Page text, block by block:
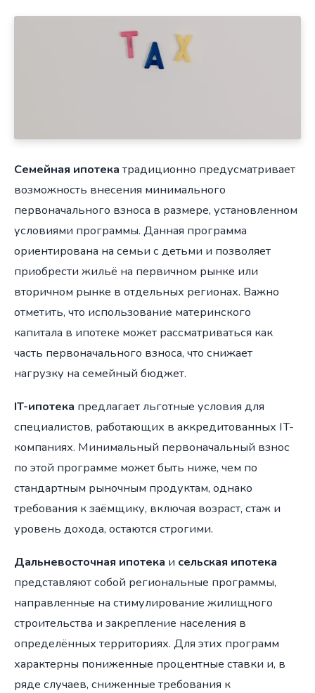
Семейная ипотекатрадиционно предусматривает
возможность внесения минимального
первоначального взноса в размере, установленном
условиями программы. Данная программа
ориентирована на семьи с детьми и позволяет
приобрести жильё на первичном рынке или
вторичном рынке в отдельных регионах. Важно
отметить, что использование материнского
капитала в ипотеке может рассматриваться как
часть первоначального взноса, что снижает
нагрузку на семейный бюджет.
IT-ипотека предлагает льготные условия для
специалистов, работающих в аккредитованных IT-
компаниях. Минимальный первоначальный взнос
по этой программе может быть ниже, чем по
стандартным рыночным продуктам, однако
требования к заёмщику, включая возраст, стаж и
уровень дохода, остаются строгими.
Дальневосточная ипотека и сельская ипотека
представляют собой региональные программы,
направленные на стимулирование жилищного
строительства и закрепление населения в
определённых территориях. Для этих программ
характерны пониженные процентные ставки и, в
ряде случаев, сниженные требования к